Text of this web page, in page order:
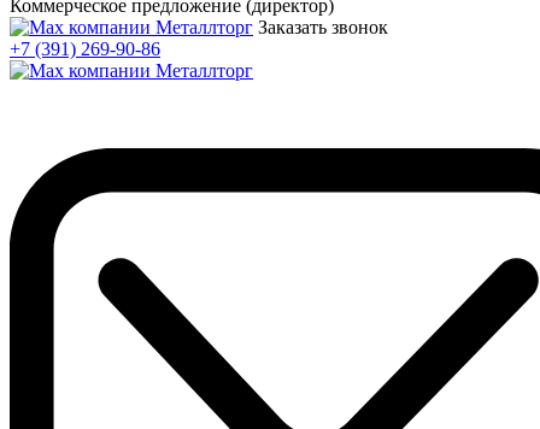
Коммерческое предложение (директор)
Заказать звонок
+7 (391) 269-90-86